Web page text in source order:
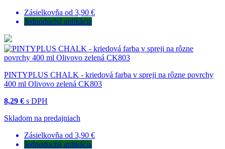
Zásielkovňa od 3,90 €
Jednoduchá aplikácia
PINTYPLUS CHALK - kriedová farba v spreji na rôzne povrchy
400 ml Olivovo zelená CK803
8,29 € s DPH
Skladom na predajniach
Zásielkovňa od 3,90 €
Jednoduchá aplikácia